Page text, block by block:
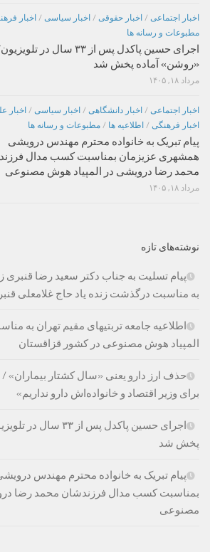
اخبار اجتماعی / اخبار حقوقی / اخبار سیاسی / اخبار
مطبوعات و رسانه ها
اجرای حسین پاکدل پس از ۳۳ سال در
«روشن» آماده پخش شد
مرداد ۱۸, ۱۴۰۵
اخبار اجتماعی / اخبار دانشگاهی / اخبار سیاسی / اخبار
اخبار فرهنگی / اطلاعیه ها / مطبوعات و رسانه ها
پیام تبریک به خانواده محترم مهندس درویشی
همشهری عزیزمان بمناسبت کسب مدال
محمد رضا درویشی در المپیاد هوش مصنوعی
مرداد ۱۸, ۱۴۰۵
نوشته‌های تازه
پیام تسلیت به جناب دکتر سعید رضا
به مناسبت درگذشت زنده یاد حاج غلامعلی
اطلاعیه جامعه تربتیهای مقیم تهران به
المپیاد هوش مصنوعی در کشور قزاقستان
حذف ارز دارو یعنی «سال کشتار بیماران» /
برای وزیر اقتصاد و خانواده‌اش دارو نداریم»
اجرای حسین پاکدل پس
پخش شد
پیام تبریک به خانواده محترم مهندس
بمناسبت کسب مدال فرزندشان محمد رضا
مصنوعی